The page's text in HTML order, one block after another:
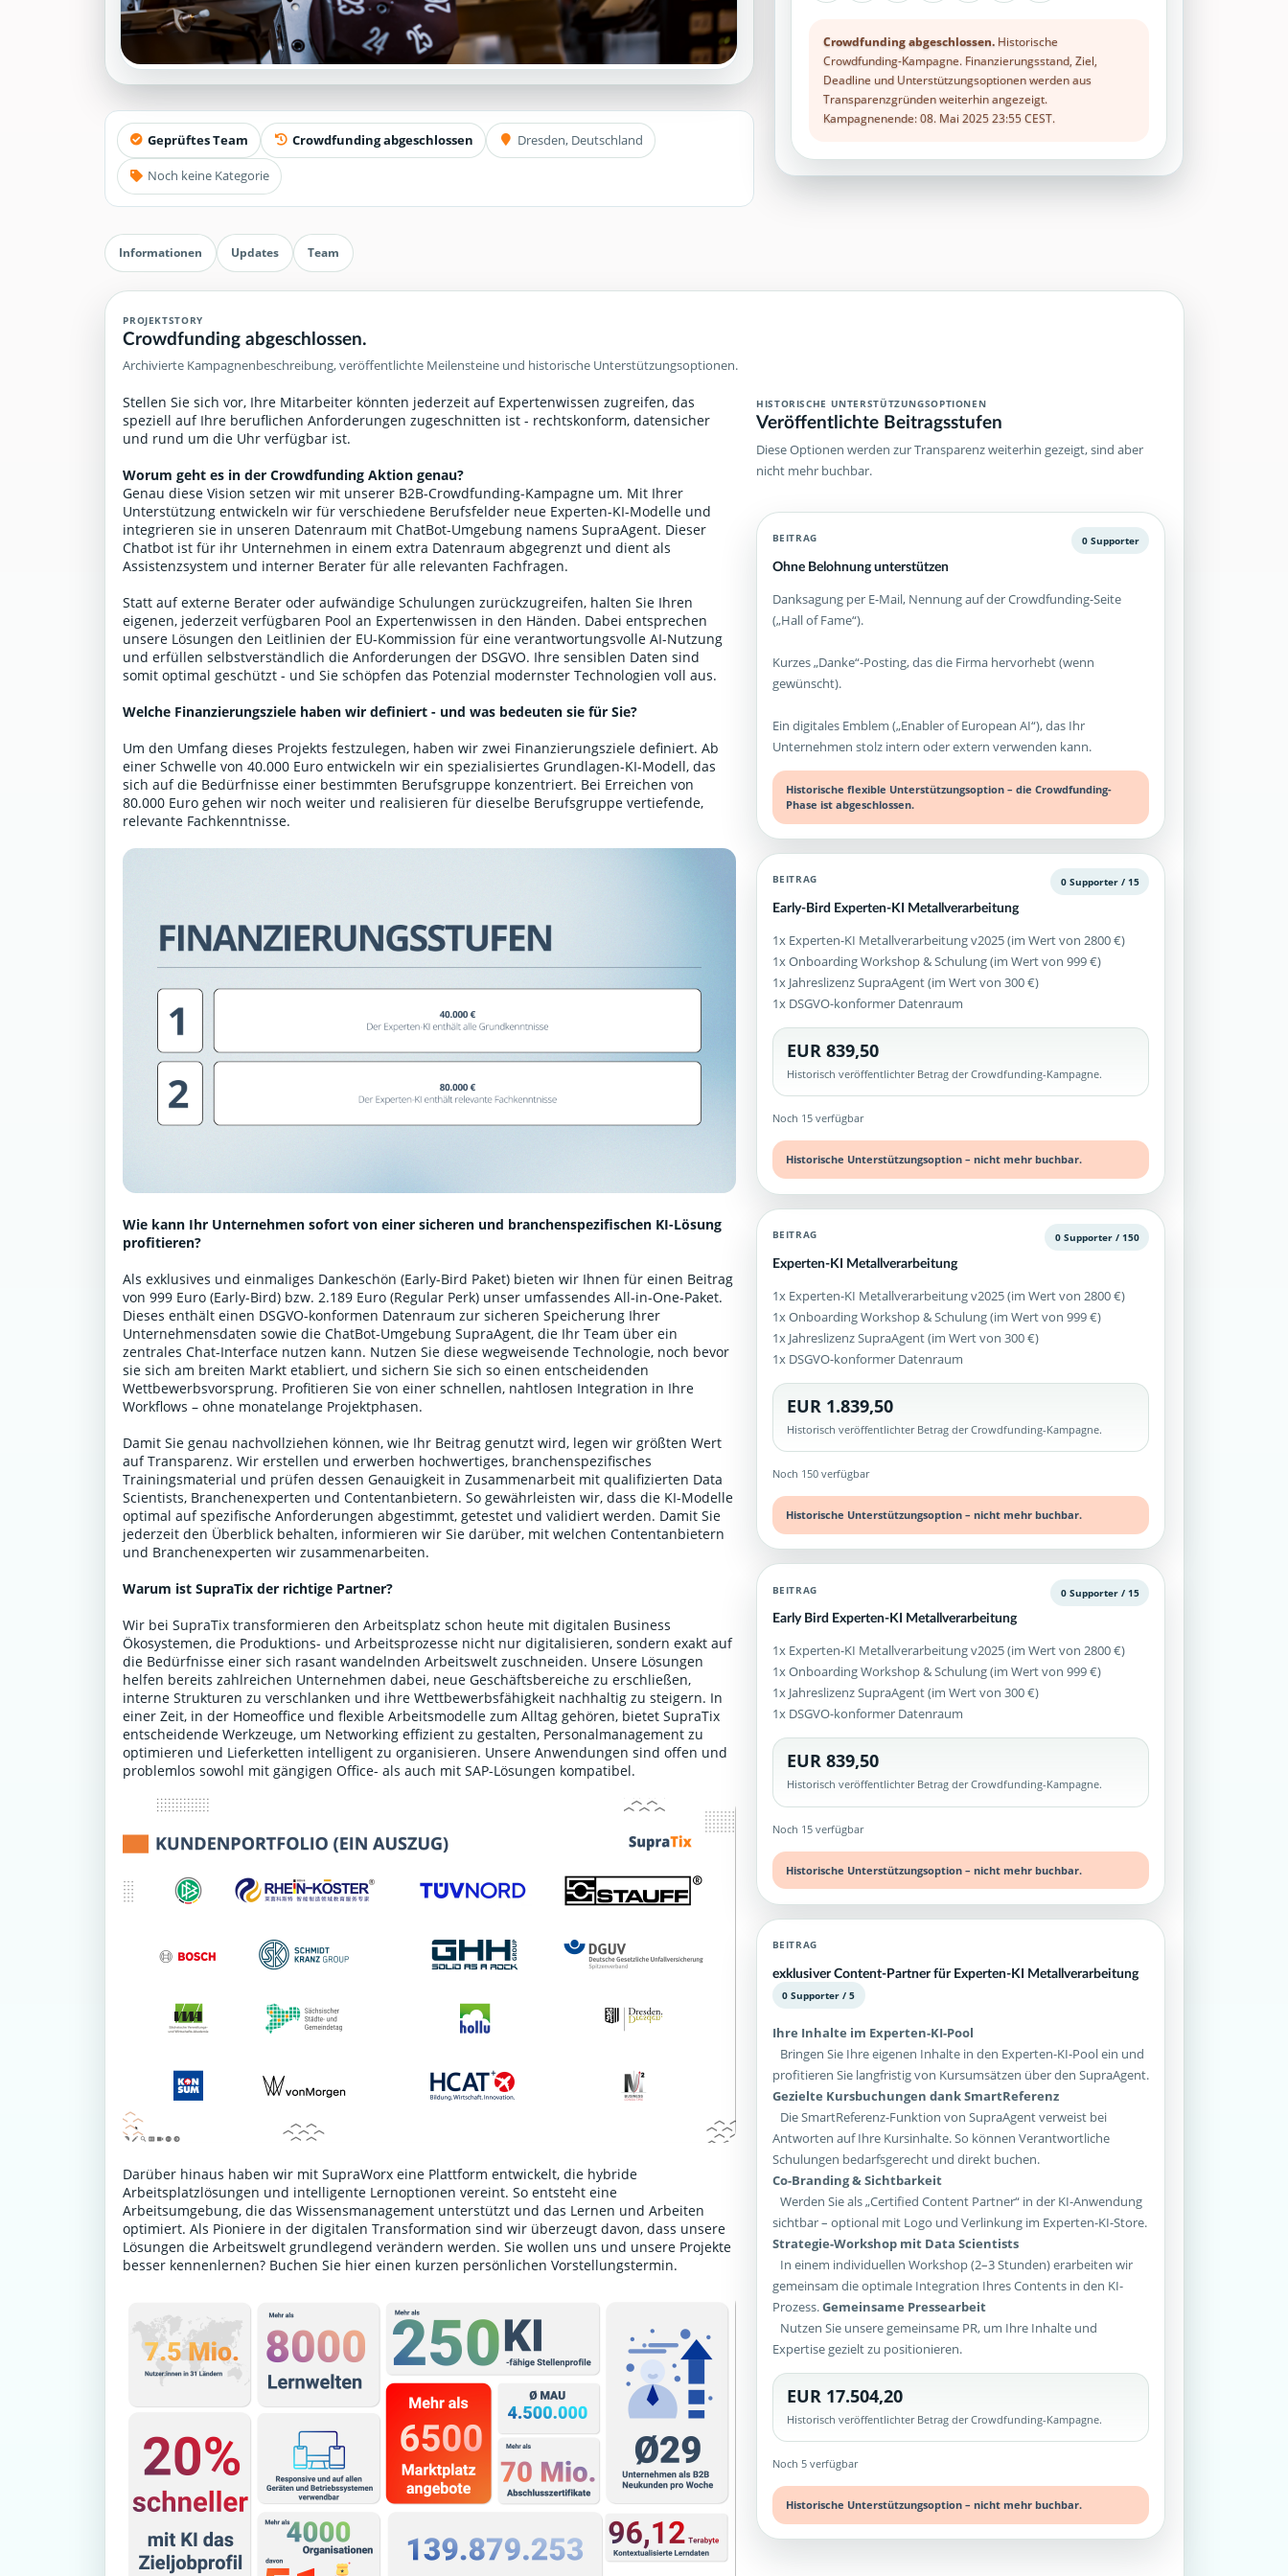
Geprüftes Team Crowdfunding abgeschlossen Dresden, Deutschland
Noch keine Kategorie
Crowdfunding abgeschlossen.Historische
Crowdfunding-Kampagne. Finanzierungsstand, Ziel,
Deadline und Unterstützungsoptionen werden aus
Transparenzgründen weiterhin angezeigt.
Kampagnenende: 08. Mai 2025 23:55 CEST.
Informationen Updates Team
PROJEKTSTORY
Crowdfunding abgeschlossen.
Archivierte Kampagnenbeschreibung, veröffentlichte Meilensteine und historische Unterstützungsoptionen.
Stellen Sie sich vor, Ihre Mitarbeiter könnten jederzeit auf Expertenwissen zugreifen, das
speziell auf Ihre beruflichen Anforderungen zugeschnitten ist - rechtskonform, datensicher
und rund um die Uhr verfügbar ist.
Worum geht es in der Crowdfunding Aktion genau?
Genau diese Vision setzen wir mit unserer B2B-Crowdfunding-Kampagne um. Mit Ihrer
Unterstützung entwickeln wir für verschiedene Berufsfelder neue Experten-KI-Modelle und
integrieren sie in unseren Datenraum mit ChatBot-Umgebung namens SupraAgent. Dieser
Chatbot ist für ihr Unternehmen in einem extra Datenraum abgegrenzt und dient als
Assistenzsystem und interner Berater für alle relevanten Fachfragen.
Statt auf externe Berater oder aufwändige Schulungen zurückzugreifen, halten Sie Ihren
eigenen, jederzeit verfügbaren Pool an Expertenwissen in den Händen. Dabei entsprechen
unsere Lösungen den Leitlinien der EU-Kommission für eine verantwortungsvolle AI-Nutzung
und erfüllen selbstverständlich die Anforderungen der DSGVO. Ihre sensiblen Daten sind
somit optimal geschützt - und Sie schöpfen das Potenzial modernster Technologien voll aus.
Welche Finanzierungsziele haben wir definiert - und was bedeuten sie für Sie?
Um den Umfang dieses Projekts festzulegen, haben wir zwei Finanzierungsziele definiert. Ab
einer Schwelle von 40.000 Euro entwickeln wir ein spezialisiertes Grundlagen-KI-Modell, das
sich auf die Bedürfnisse einer bestimmten Berufsgruppe konzentriert. Bei Erreichen von
80.000 Euro gehen wir noch weiter und realisieren für dieselbe Berufsgruppe vertiefende,
relevante Fachkenntnisse.
Wie kann Ihr Unternehmen sofort von einer sicheren und branchenspezifischen KI-Lösung
profitieren?
Als exklusives und einmaliges Dankeschön (Early-Bird Paket) bieten wir Ihnen für einen Beitrag
von 999 Euro (Early-Bird) bzw. 2.189 Euro (Regular Perk) unser umfassendes All-in-One-Paket.
Dieses enthält einen DSGVO-konformen Datenraum zur sicheren Speicherung Ihrer
Unternehmensdaten sowie die ChatBot-Umgebung SupraAgent, die Ihr Team über ein
zentrales Chat-Interface nutzen kann. Nutzen Sie diese wegweisende Technologie, noch bevor
sie sich am breiten Markt etabliert, und sichern Sie sich so einen entscheidenden
Wettbewerbsvorsprung. Profitieren Sie von einer schnellen, nahtlosen Integration in Ihre
Workflows – ohne monatelange Projektphasen.
Damit Sie genau nachvollziehen können, wie Ihr Beitrag genutzt wird, legen wir größten Wert
auf Transparenz. Wir erstellen und erwerben hochwertiges, branchenspezifisches
Trainingsmaterial und prüfen dessen Genauigkeit in Zusammenarbeit mit qualifizierten Data
Scientists, Branchenexperten und Contentanbietern. So gewährleisten wir, dass die KI-Modelle
optimal auf spezifische Anforderungen abgestimmt, getestet und validiert werden. Damit Sie
jederzeit den Überblick behalten, informieren wir Sie darüber, mit welchen Contentanbietern
und Branchenexperten wir zusammenarbeiten.
Warum ist SupraTix der richtige Partner?
Wir bei SupraTix transformieren den Arbeitsplatz schon heute mit digitalen Business
Ökosystemen, die Produktions- und Arbeitsprozesse nicht nur digitalisieren, sondern exakt auf
die Bedürfnisse einer sich rasant wandelnden Arbeitswelt zuschneiden. Unsere Lösungen
helfen bereits zahlreichen Unternehmen dabei, neue Geschäftsbereiche zu erschließen,
interne Strukturen zu verschlanken und ihre Wettbewerbsfähigkeit nachhaltig zu steigern. In
einer Zeit, in der Homeoffice und flexible Arbeitsmodelle zum Alltag gehören, bietet SupraTix
entscheidende Werkzeuge, um Networking effizient zu gestalten, Personalmanagement zu
optimieren und Lieferketten intelligent zu organisieren. Unsere Anwendungen sind offen und
problemlos sowohl mit gängigen Office- als auch mit SAP-Lösungen kompatibel.
Darüber hinaus haben wir mit SupraWorx eine Plattform entwickelt, die hybride
Arbeitsplatzlösungen und intelligente Lernoptionen vereint. So entsteht eine
Arbeitsumgebung, die das Wissensmanagement unterstützt und das Lernen und Arbeiten
optimiert. Als Pioniere in der digitalen Transformation sind wir überzeugt davon, dass unsere
Lösungen die Arbeitswelt grundlegend verändern werden. Sie wollen uns und unsere Projekte
besser kennenlernen? Buchen Sie hier einen kurzen persönlichen Vorstellungstermin.
HISTORISCHE UNTERSTÜTZUNGSOPTIONEN
Veröffentlichte Beitragsstufen
Diese Optionen werden zur Transparenz weiterhin gezeigt, sind aber
nicht mehr buchbar.
BEITRAG
Ohne Belohnung unterstützen
0 Supporter
Danksagung per E-Mail, Nennung auf der Crowdfunding-Seite
(„Hall of Fame“).
Kurzes „Danke“-Posting, das die Firma hervorhebt (wenn
gewünscht).
Ein digitales Emblem („Enabler of European AI“), das Ihr
Unternehmen stolz intern oder extern verwenden kann.
Historische flexible Unterstützungsoption – die Crowdfunding-
Phase ist abgeschlossen.
BEITRAG
Early-Bird Experten-KI Metallverarbeitung
0 Supporter / 15
1x Experten-KI Metallverarbeitung v2025 (im Wert von 2800 €)
1x Onboarding Workshop & Schulung (im Wert von 999 €)
1x Jahreslizenz SupraAgent (im Wert von 300 €)
1x DSGVO-konformer Datenraum
EUR 839,50
Historisch veröffentlichter Betrag der Crowdfunding-Kampagne.
Noch 15 verfügbar
Historische Unterstützungsoption – nicht mehr buchbar.
BEITRAG
Experten-KI Metallverarbeitung
0 Supporter / 150
1x Experten-KI Metallverarbeitung v2025 (im Wert von 2800 €)
1x Onboarding Workshop & Schulung (im Wert von 999 €)
1x Jahreslizenz SupraAgent (im Wert von 300 €)
1x DSGVO-konformer Datenraum
EUR 1.839,50
Historisch veröffentlichter Betrag der Crowdfunding-Kampagne.
Noch 150 verfügbar
Historische Unterstützungsoption – nicht mehr buchbar.
BEITRAG
Early Bird Experten-KI Metallverarbeitung
0 Supporter / 15
1x Experten-KI Metallverarbeitung v2025 (im Wert von 2800 €)
1x Onboarding Workshop & Schulung (im Wert von 999 €)
1x Jahreslizenz SupraAgent (im Wert von 300 €)
1x DSGVO-konformer Datenraum
EUR 839,50
Historisch veröffentlichter Betrag der Crowdfunding-Kampagne.
Noch 15 verfügbar
Historische Unterstützungsoption – nicht mehr buchbar.
BEITRAG
exklusiver Content-Partner für Experten-KI Metallverarbeitung
0 Supporter / 5
Ihre Inhalte im Experten-KI-Pool
Bringen Sie Ihre eigenen Inhalte in den Experten-KI-Pool ein und
profitieren Sie langfristig von Kursumsätzen über den SupraAgent.
Gezielte Kursbuchungen dank SmartReferenz
Die SmartReferenz-Funktion von SupraAgent verweist bei
Antworten auf Ihre Kursinhalte. So können Verantwortliche
Schulungen bedarfsgerecht und direkt buchen.
Co-Branding & Sichtbarkeit
Werden Sie als „Certified Content Partner“ in der KI-Anwendung
sichtbar – optional mit Logo und Verlinkung im Experten-KI-Store.
Strategie-Workshop mit Data Scientists
In einem individuellen Workshop (2–3 Stunden) erarbeiten wir
gemeinsam die optimale Integration Ihres Contents in den KI-
Prozess.Gemeinsame Pressearbeit
Nutzen Sie unsere gemeinsame PR, um Ihre Inhalte und
Expertise gezielt zu positionieren.
EUR 17.504,20
Historisch veröffentlichter Betrag der Crowdfunding-Kampagne.
Noch 5 verfügbar
Historische Unterstützungsoption – nicht mehr buchbar.